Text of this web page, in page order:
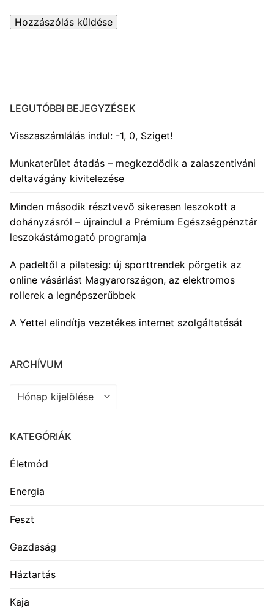
LEGUTÓBBI BEJEGYZÉSEK
Visszaszámlálás indul: -1, 0, Sziget!
Munkaterület átadás – megkezdődik a zalaszentiváni
deltavágány kivitelezése
Minden második résztvevő sikeresen leszokott a
dohányzásról – újraindul a Prémium Egészségpénztár
leszokástámogató programja
A padeltől a pilatesig: új sporttrendek pörgetik az
online vásárlást Magyarországon, az elektromos
rollerek a legnépszerűbbek
A Yettel elindítja vezetékes internet szolgáltatását
ARCHÍVUM
Archívum
KATEGÓRIÁK
Életmód
Energia
Feszt
Gazdaság
Háztartás
Kaja